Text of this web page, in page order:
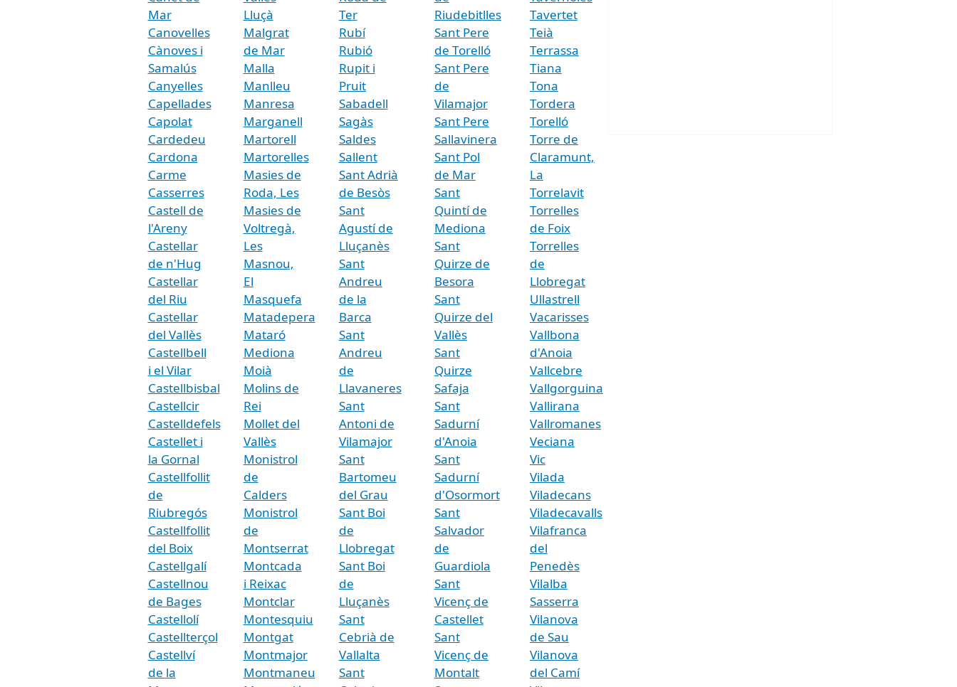
Mar
Canovelles
Cànoves i
Samalús
Canyelles
Capellades
Capolat
Cardedeu
Cardona
Carme
Casserres
Castell de
l'Areny
Castellar
de n'Hug
Castellar
del Riu
Castellar
del Vallès
Castellbell
i el Vilar
Castellbisbal
Castellcir
Castelldefels
Castellet i
la Gornal
Castellfollit
de
Riubregós
Castellfollit
del Boix
Castellgalí
Castellnou
de Bages
Castellolí
Castellterçol
Castellví
de la
Lluçà
Malgrat
de Mar
Malla
Manlleu
Manresa
Marganell
Martorell
Martorelles
Masies de
Roda, Les
Masies de
Voltregà,
Les
Masnou,
El
Masquefa
Matadepera
Mataró
Mediona
Moià
Molins de
Rei
Mollet del
Vallès
Monistrol
de
Calders
Monistrol
de
Montserrat
Montcada
i Reixac
Montclar
Montesquiu
Montgat
Montmajor
Montmaneu
Ter
Rubí
Rubió
Rupit i
Pruit
Sabadell
Sagàs
Saldes
Sallent
Sant Adrià
de Besòs
Sant
Agustí de
Lluçanès
Sant
Andreu
de la
Barca
Sant
Andreu
de
Llavaneres
Sant
Antoni de
Vilamajor
Sant
Bartomeu
del Grau
Sant Boi
de
Llobregat
Sant Boi
de
Lluçanès
Sant
Cebrià de
Vallalta
Sant
Riudebitlles
Sant Pere
de Torelló
Sant Pere
de
Vilamajor
Sant Pere
Sallavinera
Sant Pol
de Mar
Sant
Quintí de
Mediona
Sant
Quirze de
Besora
Sant
Quirze del
Vallès
Sant
Quirze
Safaja
Sant
Sadurní
d'Anoia
Sant
Sadurní
d'Osormort
Sant
Salvador
de
Guardiola
Sant
Vicenç de
Castellet
Sant
Vicenç de
Montalt
Tavertet
Teià
Terrassa
Tiana
Tona
Tordera
Torelló
Torre de
Claramunt,
La
Torrelavit
Torrelles
de Foix
Torrelles
de
Llobregat
Ullastrell
Vacarisses
Vallbona
d'Anoia
Vallcebre
Vallgorguina
Vallirana
Vallromanes
Veciana
Vic
Vilada
Viladecans
Viladecavalls
Vilafranca
del
Penedès
Vilalba
Sasserra
Vilanova
de Sau
Vilanova
del Camí